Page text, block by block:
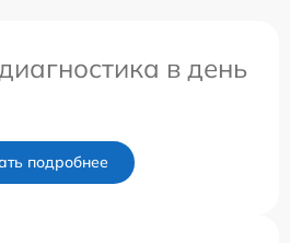
в день
подробнее